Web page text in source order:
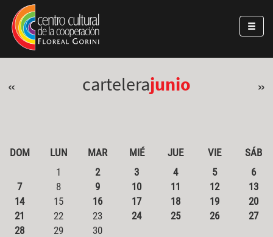
Pasar al contenido principal
Jump to main content
« cartelerajunio »
DOM LUN MAR MIÉ JUE VIE
SÁB
1
2 3 4 5
6
7
8 9 10 11 12
13
14
15 16 17 18 19
20
21
22 23 24 25 26
27
28
29 30